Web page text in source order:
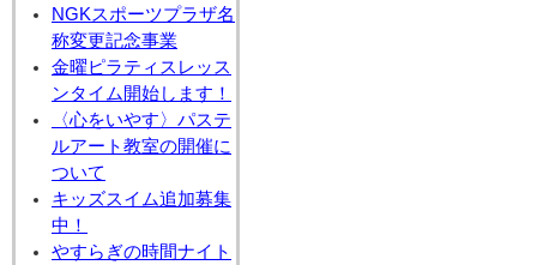
NGKスポーツプラザ名
称変更記念事業
金曜ピラティスレッス
ンタイム開始します！
〈心をいやす〉パステ
ルアート教室の開催に
ついて
キッズスイム追加募集
中！
やすらぎの時間ナイト